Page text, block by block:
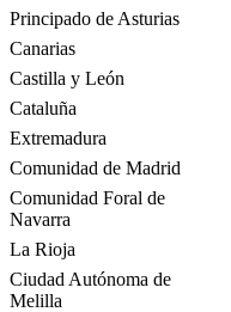
Principado de Asturias
Canarias
Castilla y León
Cataluña
Extremadura
Comunidad de Madrid
Comunidad Foral de
Navarra
La Rioja
Ciudad Autónoma de
Melilla